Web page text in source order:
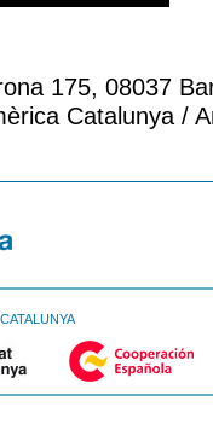
175, 08037
Catalunya /